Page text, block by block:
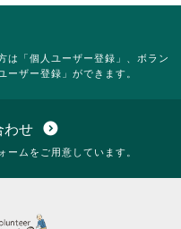
は「個人ユーザー登録」、ボラン
ザー登録」ができます。
わせ expand_circle_down
ームをご用意しています。